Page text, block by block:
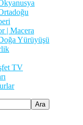
| Macera
Yürüyüşü
TV